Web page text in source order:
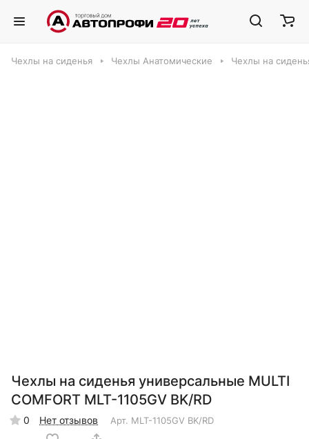
Чехлы на сиденья Чехлы Анатомические Чехлы на
Чехлы на сиденья универсальные MULTI
COMFORT MLT-1105GV BK/RD
0 Нет отзывов Арт. MLT-1105GV BK/RD